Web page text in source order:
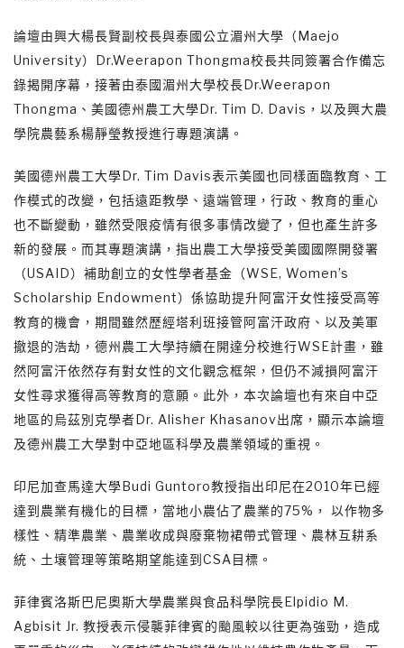
論壇由興大楊長賢副校長與泰國公立湄州大學（Maejo
University）Dr.Weerapon Thongma校長共同簽署合作備忘
錄揭開序幕，接著由泰國湄州大學校長Dr.Weerapon
Thongma、美國德州農工大學Dr. Tim D. Davis，以及興大農
學院農藝系楊靜瑩教授進行專題演講。
美國德州農工大學Dr. Tim Davis表示美國也同樣面臨教育、工
作模式的改變，包括遠距教學、遠端管理，行政、教育的重心
也不斷變動，雖然受限疫情有很多事情改變了，但也產生許多
新的發展。而其專題演講，指出農工大學接受美國國際開發署
（USAID）補助創立的女性學者基金（WSE, Women’s
Scholarship Endowment）係協助提升阿富汗女性接受高等
教育的機會，期間雖然歷經塔利班接管阿富汗政府、以及美軍
撤退的浩劫，德州農工大學持續在開達分校進行WSE計畫，雖
然阿富汗依然存有對女性的文化觀念框架，但仍不減損阿富汗
女性尋求獲得高等教育的意願。此外，本次論壇也有來自中亞
地區的烏茲別克學者Dr. Alisher Khasanov出席，顯示本論壇
及德州農工大學對中亞地區科學及農業領域的重視。
印尼加查馬達大學Budi Guntoro教授指出印尼在2010年已經
達到農業有機化的目標，當地小農佔了農業的75%， 以作物多
樣性、精準農業、農業收成與廢棄物裙帶式管理、農林互耕系
統、土壤管理等策略期望能達到CSA目標。
菲律賓洛斯巴尼奧斯大學農業與食品科學院長Elpidio M.
Agbisit Jr. 教授表示侵襲菲律賓的颱風較以往更為強勁，造成